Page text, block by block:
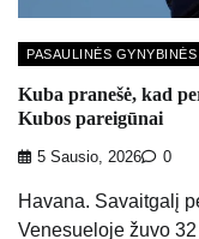
PASAULINĖS
Kuba pranešė, kad
Kubos pareigūnai
5 Sausio, 2026 0
Havana. Savaitgalį
Venesueloje žuvo